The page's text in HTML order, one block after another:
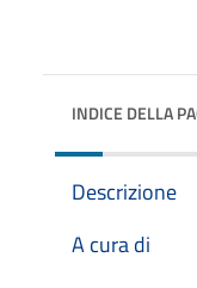
INDICE DELLA
Descrizione
A cura di